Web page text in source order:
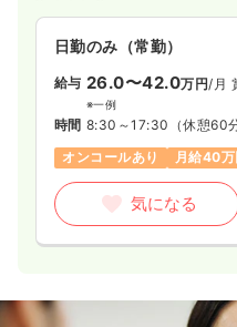
特化したステーションなども
日勤のみ（常勤）
給与 26.0〜42.0万円/月
※一例
時間 8:30～17:30 （休憩60
オンコールあり
月給40
気になる